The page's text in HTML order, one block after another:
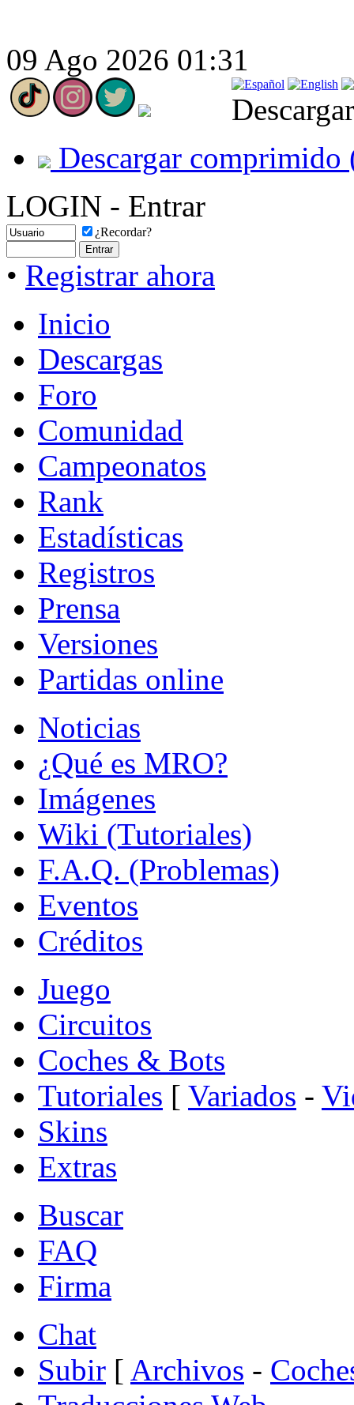
09 Ago 2026 01:31
Descargar comprimido
LOGIN - Entrar
¿Recordar?
• Registrar ahora
Inicio
Descargas
Foro
Comunidad
Campeonatos
Rank
Estadísticas
Registros
Prensa
Versiones
Partidas online
Noticias
¿Qué es MRO?
Imágenes
Wiki (Tutoriales)
F.A.Q. (Problemas)
Eventos
Créditos
Juego
Circuitos
Coches & Bots
Tutoriales [ Variados -
Skins
Extras
Buscar
FAQ
Firma
Chat
Subir [ Archivos -